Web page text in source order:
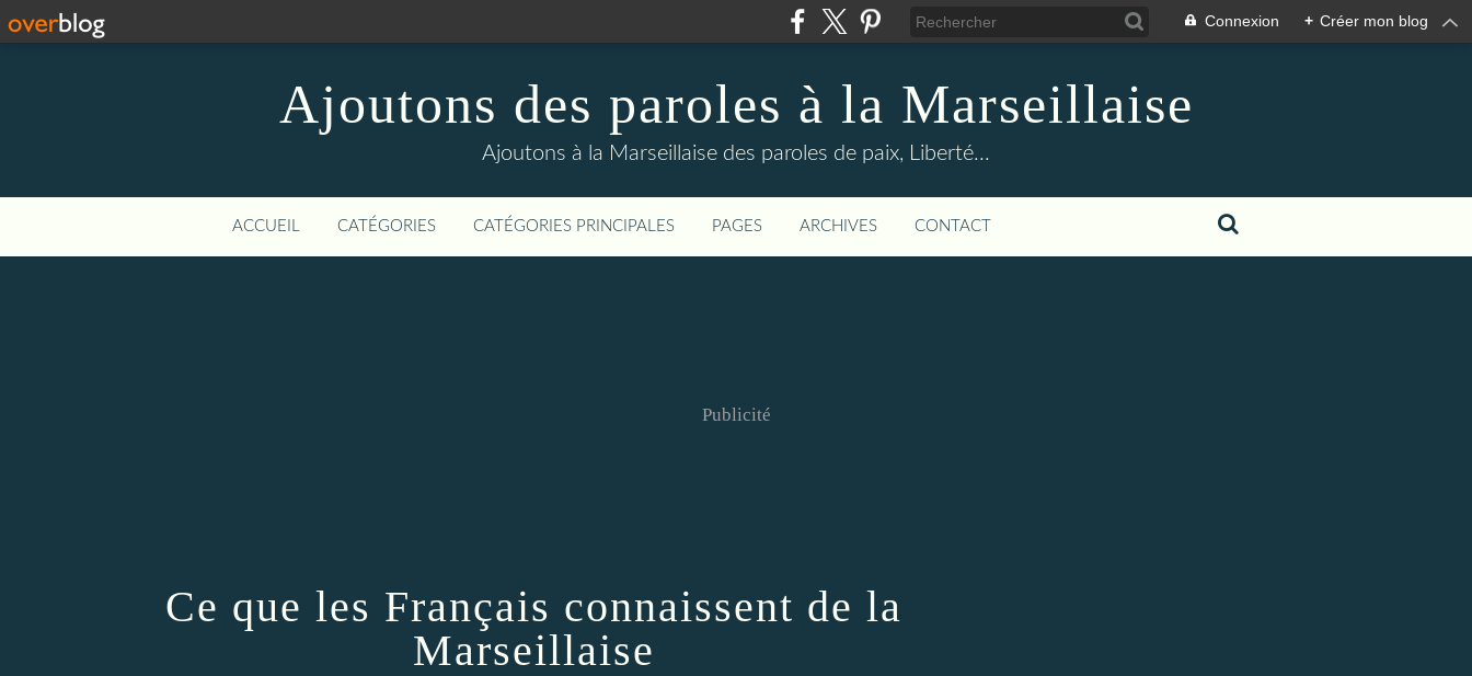
Connexion + Créer mon blog
Ajoutons des paroles à la Marseillaise
Ajoutons à la Marseillaise des paroles de paix, Liberté...
ACCUEIL CATÉGORIES CATÉGORIES PRINCIPALES PAGES ARCHIVES CONTACT
Publicité
Ce que les Français connaissent de la
Marseillaise